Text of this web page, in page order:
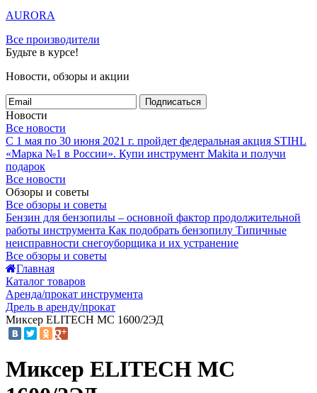
AURORA
Все производители
Будьте в курсе!
Новости, обзоры и акции
Подписаться
Новости
Все новости
С 1 мая по 30 июня 2021 г. пройдет федеральная акция STIHL
«Марка №1 в России». Купи инструмент Makita и получи
подарок
Все новости
Обзоры и советы
Все обзоры и советы
Бензин для бензопилы – основной фактор продолжительной
работы инструмента Как подобрать бензопилу Типичные
неисправности снегоуборщика и их устранение
Все обзоры и советы
Главная
Каталог товаров
Аренда/прокат инструмента
Дрель в аренду/прокат
Миксер ELITECH МС 1600/2ЭД
Миксер ELITECH МС